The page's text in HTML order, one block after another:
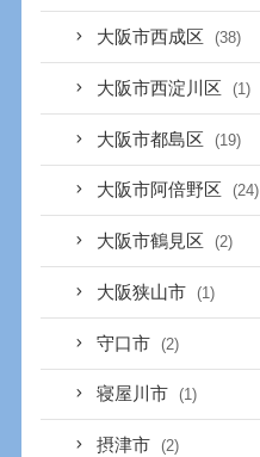
大阪市西成区 (38)
大阪市西淀川区 (1)
大阪市都島区 (19)
大阪市阿倍野区 (24)
大阪市鶴見区 (2)
大阪狭山市 (1)
守口市 (2)
寝屋川市 (1)
摂津市 (2)